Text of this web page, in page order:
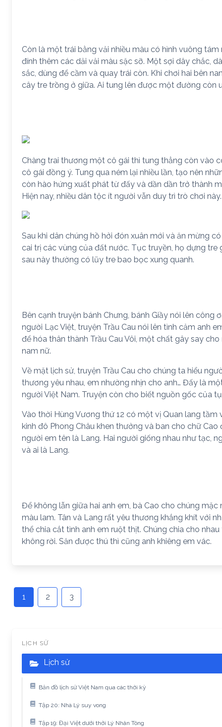
Còn là một trái bằng vải nhiều màu có hình vuông
đính thêm các dải vải màu sặc sỡ. Một sợi dây chắc,
sắc, dùng để cầm và quay trái còn. Khi chơi hai bên
cây tre trồng ở giữa. Ai tung lên được một đường còn
Chàng trai thương một cô gái thì tung thẳng còn vào
cô gái đồng ý. Tung qua ném lại nhiều lần, tạo nên
còn hào hứng xuất phát từ đấy và dần dần trở thành
Hiện nay, nhiều dân tộc ít người vẫn duy trì trò chơi này.
Sau khi dân chúng hồ hởi đón xuân mới và ăn mừng
cai trị các vùng của đất nước. Tục truyền, họ dựng tre
sau này thường có lũy tre bao bọc xung quanh.
Bên cạnh truyện bánh Chưng, bánh Giầy nói lên
người Lạc Việt, truyện Trầu Cau nói lên tình cảm anh
để hóa thân thành Trầu Cau Vôi, một chất gây say
nam nữ.
Về mặt lịch sử, truyện Trầu Cau cho chúng ta hiểu
thương yêu nhau, em nhường nhịn cho anh… Đấy là
người Việt Nam. Truyện còn cho biết nguồn gốc của
Vào thời Hùng Vương thứ 12 có một vị Quan lang
kinh đô Phong Châu khen thưởng và ban cho chữ
người em tên là Lang. Hai người giống nhau như tạc,
và ai là Lang.
Để không lẫn giữa hai anh em, bà Cao cho chúng
màu lam. Tân và Lang rất yêu thương khắng khít với
thể chia cắt tình anh em ruột thịt. Chúng chia cho
không rời. Săn được thú thì cũng anh khiêng em vác.
1 2 3
LỊCH SỬ
Lịch sử
Bản đồ lịch sử Việt Nam qua các thời kỳ
Tập 20: Nhà Lý suy vong
Tập 19: Đại Việt dưới thời Lý Nhân Tông